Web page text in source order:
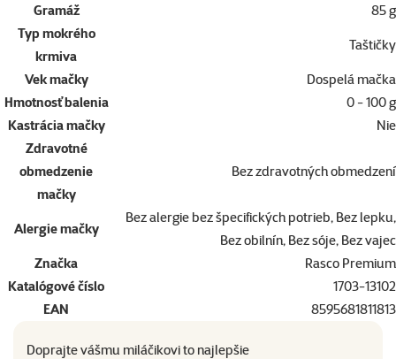
Gramáž
85 g
Typ mokrého
krmiva
Taštičky
Vek mačky
Dospelá mačka
Hmotnosť balenia
0 - 100 g
Kastrácia mačky
Nie
Zdravotné
obmedzenie
mačky
Bez zdravotných obmedzení
Alergie mačky
Bez alergie bez špecifických potrieb, Bez lepku,
Bez obilnín, Bez sóje, Bez vajec
Značka
Rasco Premium
Katalógové číslo
1703-13102
EAN
8595681811813
Doprajte vášmu miláčikovi to najlepšie